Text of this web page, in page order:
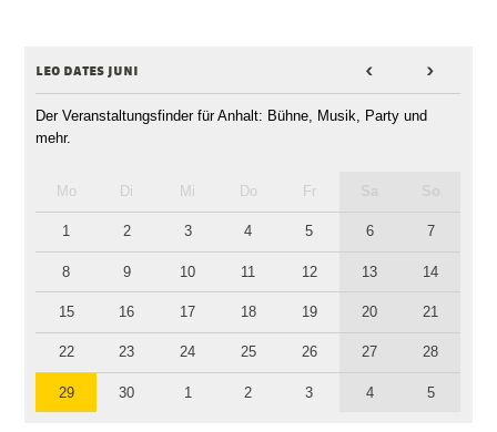
leo dates juni < >
Der Veranstaltungsfinder für Anhalt: Bühne, Musik, Party und
mehr.
Mo Di Mi Do Fr
1 2 3 4 5 6 7
8 9 10 11 12 13 14
15 16 17 18 19 20 21
22 23 24 25 26 27 28
29 30 1 2 3 4 5